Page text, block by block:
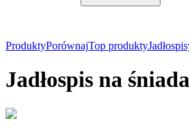
ProduktyPorównajTop produkty
Jadłospis na